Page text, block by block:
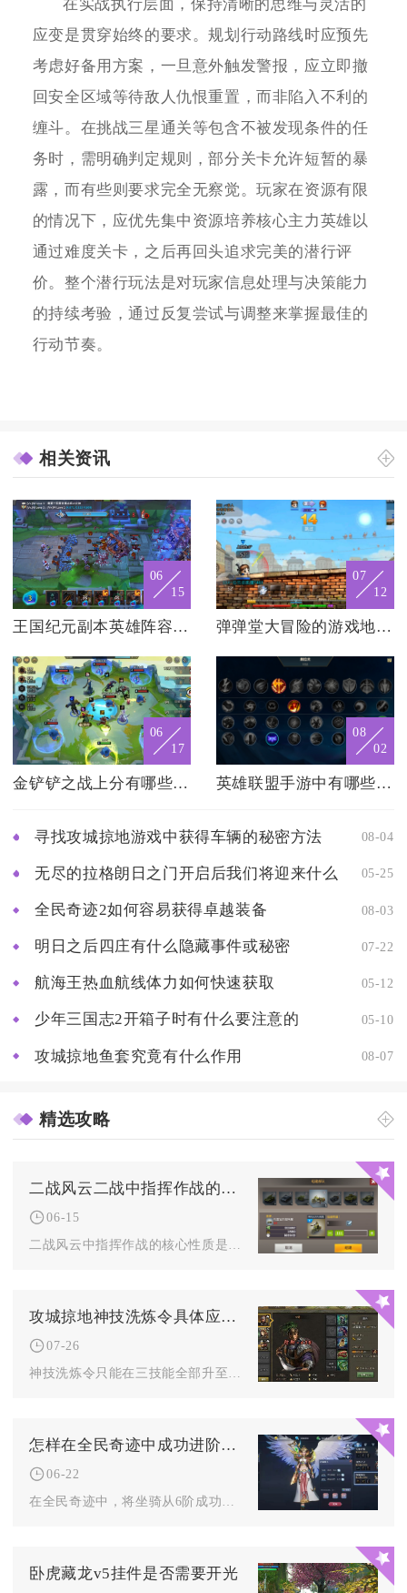
在实战执行层面，保持清晰的思维与灵活的
应变是贯穿始终的要求。规划行动路线时应预先
考虑好备用方案，一旦意外触发警报，应立即撤
回安全区域等待敌人仇恨重置，而非陷入不利的
缠斗。在挑战三星通关等包含不被发现条件的任
务时，需明确判定规则，部分关卡允许短暂的暴
露，而有些则要求完全无察觉。玩家在资源有限
的情况下，应优先集中资源培养核心主力英雄以
通过难度关卡，之后再回头追求完美的潜行评
价。整个潜行玩法是对玩家信息处理与决策能力
的持续考验，通过反复尝试与调整来掌握最佳的
行动节奏。
相关资讯
06
15
王国纪元副本英雄阵容搭配有哪些
07
12
弹弹堂大冒险的游戏地图有哪些可选
06
17
金铲铲之战上分有哪些常用的装备搭配
08
02
英雄联盟手游中有哪些刺客英雄适合进行突袭
寻找攻城掠地游戏中获得车辆的秘密方法 08-04
无尽的拉格朗日之门开启后我们将迎来什么 05-25
全民奇迹2如何容易获得卓越装备 08-03
明日之后四庄有什么隐藏事件或秘密 07-22
航海王热血航线体力如何快速获取 05-12
少年三国志2开箱子时有什么要注意的 05-10
攻城掠地鱼套究竟有什么作用 08-07
精选攻略
二战风云二战中指挥作战的性质与特点是什么
06-15
攻城掠地神技洗炼令具体应该怎么使用
07-26
怎样在全民奇迹中成功进阶坐骑到7阶
06-22
卧虎藏龙v5挂件是否需要开光